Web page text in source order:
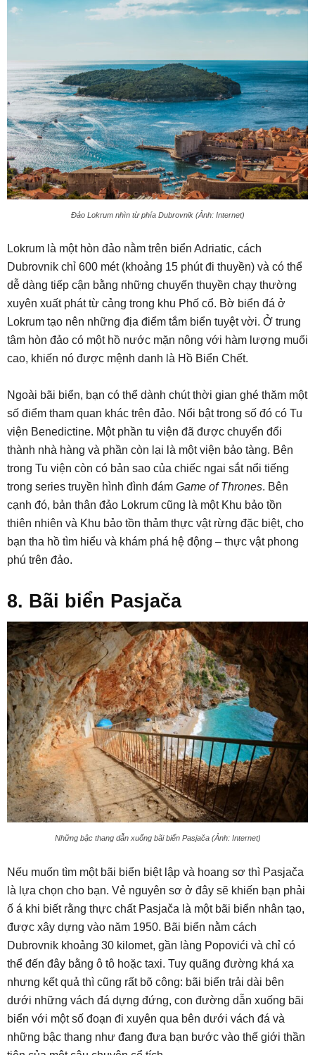
Đảo Lokrum nhìn từ phía Dubrovnik (Ảnh: Internet)
Lokrum là một hòn đảo nằm trên biển Adriatic, cách
Dubrovnik chỉ 600 mét (khoảng 15 phút đi thuyền) và có thể
dễ dàng tiếp cận bằng những chuyến thuyền chạy thường
xuyên xuất phát từ cảng trong khu Phố cổ. Bờ biển đá ở
Lokrum tạo nên những địa điểm tắm biển tuyệt vời. Ở trung
tâm hòn đảo có một hồ nước mặn nông với hàm lượng muối
cao, khiến nó được mệnh danh là Hồ Biển Chết.
Ngoài bãi biển, bạn có thể dành chút thời gian ghé thăm một
số điểm tham quan khác trên đảo. Nổi bật trong số đó có Tu
viện Benedictine. Một phần tu viện đã được chuyển đổi
thành nhà hàng và phần còn lại là một viện bảo tàng. Bên
trong Tu viện còn có bản sao của chiếc ngai sắt nổi tiếng
trong series truyền hình đình đám Game of Thrones. Bên
cạnh đó, bản thân đảo Lokrum cũng là một Khu bảo tồn
thiên nhiên và Khu bảo tồn thảm thực vật rừng đặc biệt, cho
bạn tha hồ tìm hiểu và khám phá hệ động – thực vật phong
phú trên đảo.
8. Bãi biển Pasjača
Những bậc thang dẫn xuống bãi biển Pasjača (Ảnh: Internet)
Nếu muốn tìm một bãi biển biệt lập và hoang sơ thì Pasjača
là lựa chọn cho bạn. Vẻ nguyên sơ ở đây sẽ khiến bạn phải
ố á khi biết rằng thực chất Pasjača là một bãi biển nhân tạo,
được xây dựng vào năm 1950. Bãi biển nằm cách
Dubrovnik khoảng 30 kilomet, gần làng Popovići và chỉ có
thể đến đây bằng ô tô hoặc taxi. Tuy quãng đường khá xa
nhưng kết quả thì cũng rất bõ công: bãi biển trải dài bên
dưới những vách đá dựng đứng, con đường dẫn xuống bãi
biển với một số đoạn đi xuyên qua bên dưới vách đá và
những bậc thang như đang đưa bạn bước vào thế giới thần